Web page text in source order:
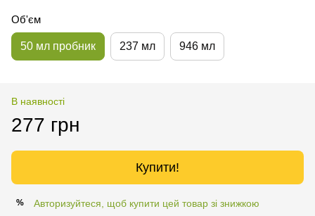
Об'єм
50 мл пробник 237 мл 946 мл
В наявності
277 грн
Купити!
% Авторизуйтеся, щоб купити цей товар зі знижкою